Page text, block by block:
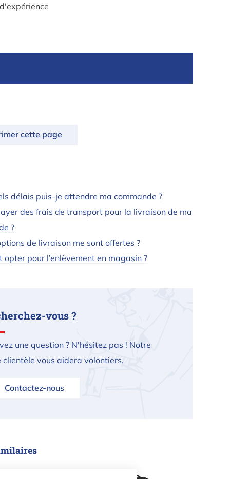
cette page
délais puis-je attendre ma commande ?
des frais de transport pour la livraison de ma
?
de livraison me sont offertes ?
opter pour l’enlèvement en magasin ?
vous ?
une question ? N'hésitez pas ! Notre
clientèle vous aidera volontiers.
Contactez-nous
Housse de protection pour